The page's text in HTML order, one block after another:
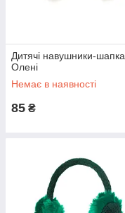
Дитячі навушники-шапка
Олені
Немає в наявності
85 ₴